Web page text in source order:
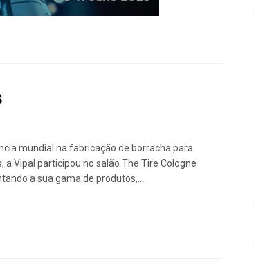
mundial na fabricação de borracha para
a Vipal participou no salão The Tire Cologne
a sua gama de produtos,...